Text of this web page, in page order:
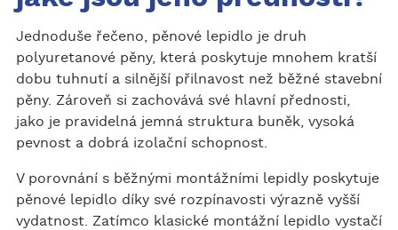
Jednoduše řečeno, pěnové lepidlo je druh
polyuretanové pěny, která poskytuje mnohem kratší
dobu tuhnutí a silnější přilnavost než běžné stavební
pěny. Zároveň si zachovává své hlavní přednosti,
jako je pravidelná jemná struktura buněk, vysoká
pevnost a dobrá izolační schopnost.
V porovnání s běžnými montážními lepidly poskytuje
pěnové lepidlo díky své rozpínavosti výrazně vyšší
vydatnost. Zatímco klasické montážní lepidlo vystačí